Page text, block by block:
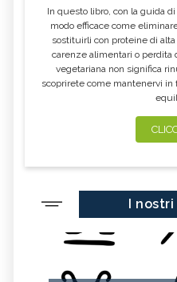
In questo libro, con la guida
modo efficace come
sostituirli con proteine di
carenze alimentari o
vegetariana non significa
scoprirete come mantenervi
I